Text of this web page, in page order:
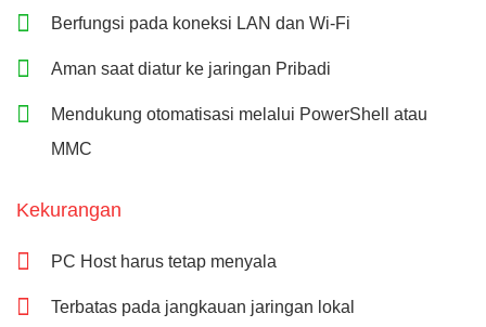
Berfungsi pada koneksi LAN dan Wi-Fi
Aman saat diatur ke jaringan Pribadi
Mendukung otomatisasi melalui PowerShell atau
MMC
Kekurangan
PC Host harus tetap menyala
Terbatas pada jangkauan jaringan lokal